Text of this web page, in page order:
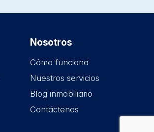
Nosotros
Cómo funciona
Nuestros servicios
Blog inmobiliario
Contáctenos